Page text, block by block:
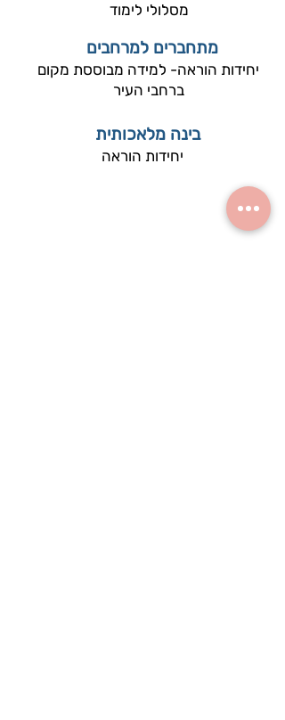
מסלולי לימוד
מתחברים למרחבים
יחידות הוראה- למידה מבוססת מקום
ברחבי העיר
בינה מלאכותית
יחידות הוראה